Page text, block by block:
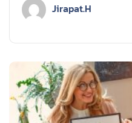
Jirapat.h